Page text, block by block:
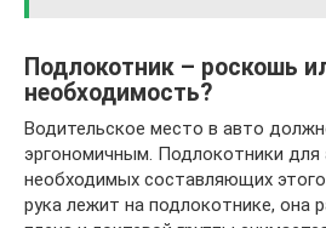
Подлокотник – роскошь
необходимость?
Водительское место в авто
эргономичным. Подлокотники для
необходимых составляющих
рука лежит на подлокотнике, она